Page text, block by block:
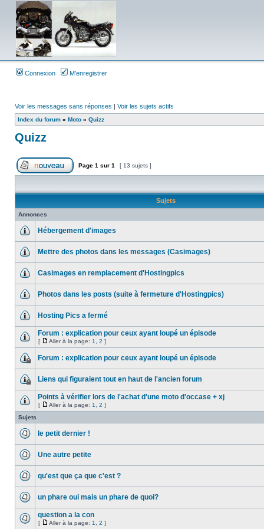
Connexion M’enregistrer
Voir les messages sans réponses | Voir les sujets actifs
Index du forum » Moto » Quizz
Quizz
Page 1 sur 1 [ 13 sujets ]
Sujets
Annonces
Hébergement d'images
Mettre des photos dans les messages (Casimages)
Casimages en remplacement d'Hostingpics
Photos dans les posts (suite à fermeture d'Hostingpics)
Hosting Pics a fermé
Forum : explication pour ceux ayant loupé un épisode
[ Aller à la page: 1 2 ]
Forum : explication pour ceux ayant loupé un épisode
Liens qui figuraient tout en haut de l'ancien forum
Points à vérifier lors de l'achat d'une moto d'occase + xj
[ Aller à la page: 1 2 ]
Sujets
le petit dernier !
Une autre petite
qu'est que ça que c'est ?
un phare oui mais un phare de quoi?
question a la con
[ Aller à la page: 1 2 ]